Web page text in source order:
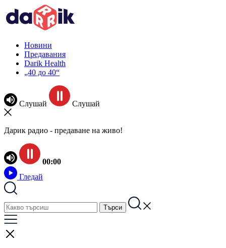
Новини
Предавания
Darik Health
„40 до 40“
Слушай Слушай
Дарик радио - предаване на живо!
00:00
Гледай